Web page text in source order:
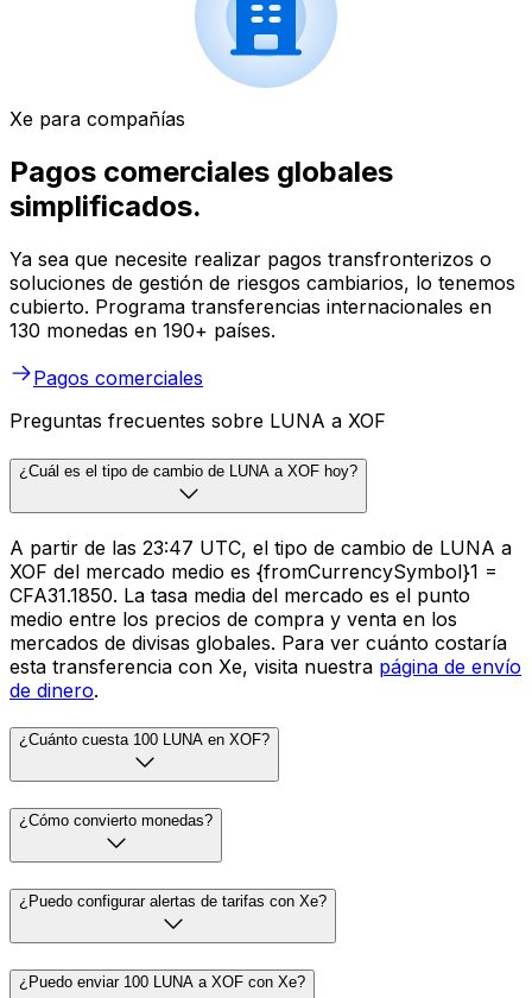
Xe para compañías
Pagos comerciales globales
simplificados.
Ya sea que necesite realizar pagos transfronterizos o
soluciones de gestión de riesgos cambiarios, lo tenemos
cubierto. Programa transferencias internacionales en
130 monedas en 190+ países.
Pagos comerciales
Preguntas frecuentes sobre LUNA a XOF
¿Cuál es el tipo de cambio de LUNA a XOF hoy?
A partir de las 23:47 UTC, el tipo de cambio de LUNA a
XOF del mercado medio es {fromCurrencySymbol}1 =
CFA31.1850. La tasa media del mercado es el punto
medio entre los precios de compra y venta en los
mercados de divisas globales. Para ver cuánto costaría
esta transferencia con Xe, visita nuestra página de envío
de dinero.
¿Cuánto cuesta 100 LUNA en XOF?
¿Cómo convierto monedas?
¿Puedo configurar alertas de tarifas con Xe?
¿Puedo enviar 100 LUNA a XOF con Xe?